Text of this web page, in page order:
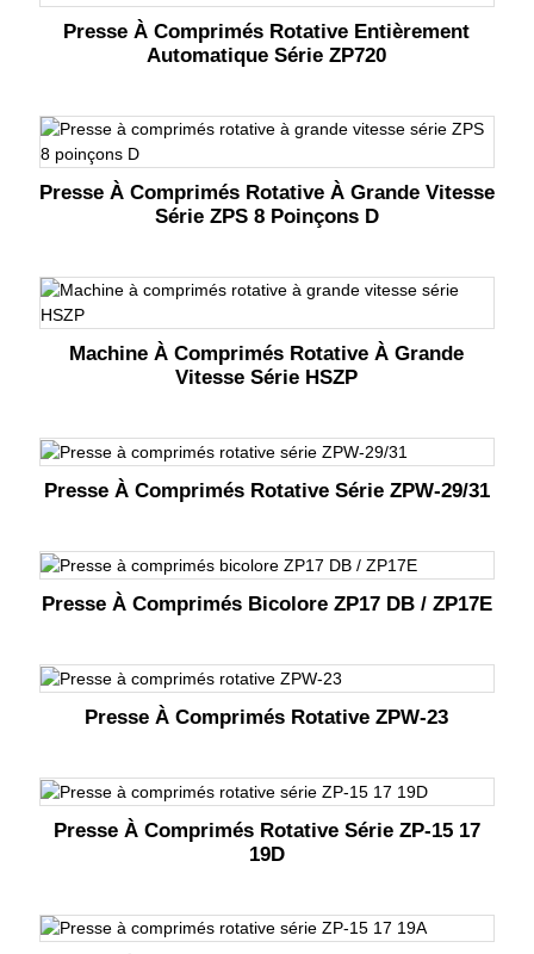
Presse À Comprimés Rotative Entièrement
Automatique Série ZP720
Presse À Comprimés Rotative À Grande Vitesse
Série ZPS 8 Poinçons D
Machine À Comprimés Rotative À Grande
Vitesse Série HSZP
Presse À Comprimés Rotative Série ZPW-29/31
Presse À Comprimés Bicolore ZP17 DB / ZP17E
Presse À Comprimés Rotative ZPW-23
Presse À Comprimés Rotative Série ZP-15 17
19D